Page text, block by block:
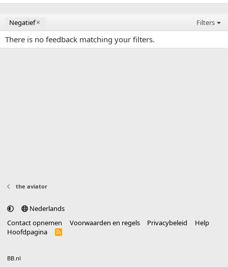
Negatief Filters
There is no feedback matching your filters.
the aviator
Nederlands
Contact opnemen
Voorwaarden en regels Privacybeleid
Help
Hoofdpagina
R
BB.nl